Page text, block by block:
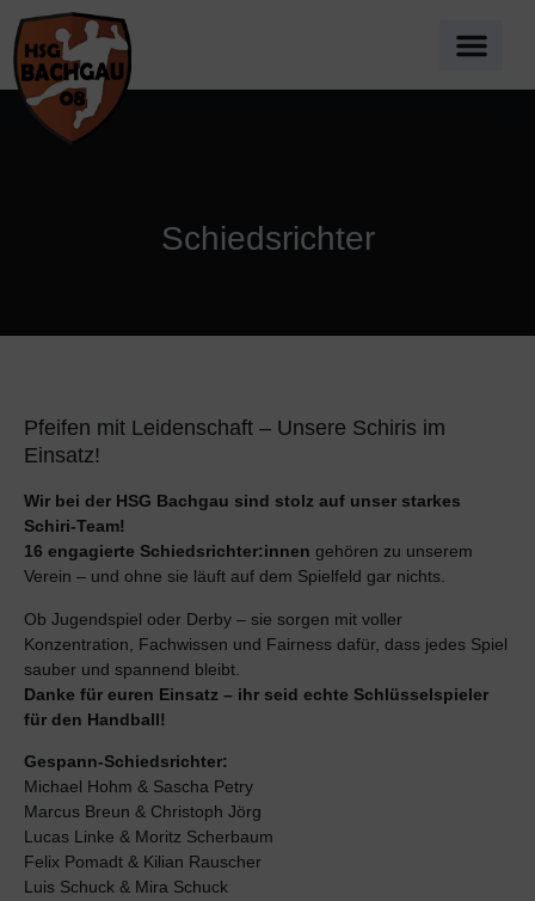
Schiedsrichter
Pfeifen mit Leidenschaft – Unsere Schiris im
Einsatz!
Wir bei der HSG Bachgau sind stolz auf unser starkes
Schiri-Team!
16 engagierte Schiedsrichter:innen gehören zu unserem
Verein – und ohne sie läuft auf dem Spielfeld gar nichts.
Ob Jugendspiel oder Derby – sie sorgen mit voller
Konzentration, Fachwissen und Fairness dafür, dass jedes Spiel
sauber und spannend bleibt.
Danke für euren Einsatz – ihr seid echte Schlüsselspieler
für den Handball!
Gespann-Schiedsrichter:
Michael Hohm & Sascha Petry
Marcus Breun & Christoph Jörg
Lucas Linke & Moritz Scherbaum
Felix Pomadt & Kilian Rauscher
Luis Schuck & Mira Schuck